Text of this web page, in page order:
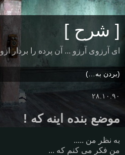
[ شرح ]
ای آرزوی آرزو ... آن پرده را بردار ازو
۲۸.۱۰.۹۰
موضع بنده اینه که !
به نظر من .....
من فکر می کنم که ...